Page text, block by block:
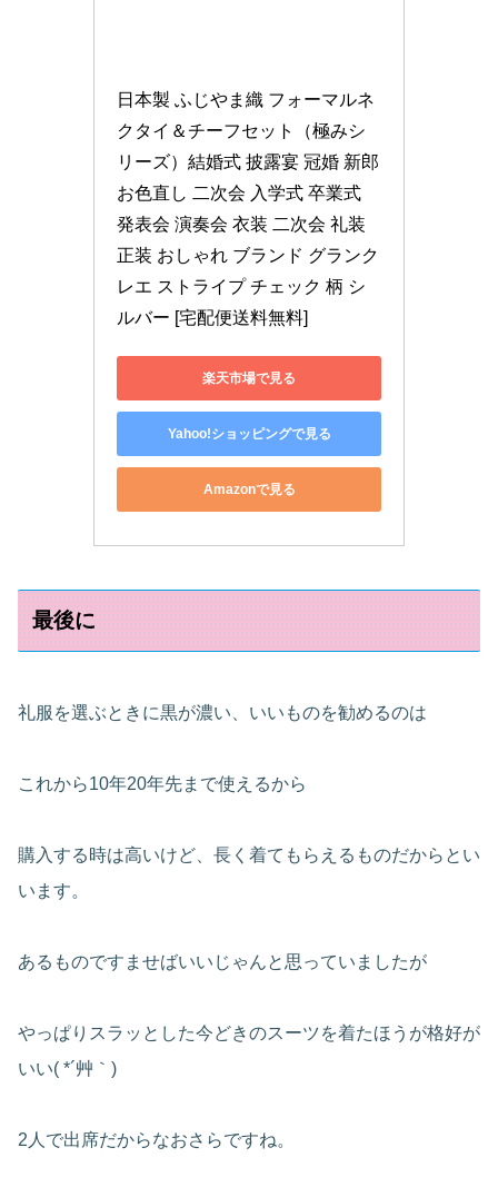
日本製 ふじやま織 フォーマルネ
クタイ＆チーフセット（極みシ
リーズ）結婚式 披露宴 冠婚 新郎
お色直し 二次会 入学式 卒業式
発表会 演奏会 衣装 二次会 礼装
正装 おしゃれ ブランド グランク
レエ ストライプ チェック 柄 シ
ルバー [宅配便送料無料]
楽天市場で見る
Yahoo!ショッピングで見る
Amazonで見る
最後に
礼服を選ぶときに黒が濃い、いいものを勧めるのは
これから10年20年先まで使えるから
購入する時は高いけど、長く着てもらえるものだからとい
います。
あるものですませばいいじゃんと思っていましたが
やっぱりスラッとした今どきのスーツを着たほうが格好が
いい( *´艸｀)
2人で出席だからなおさらですね。